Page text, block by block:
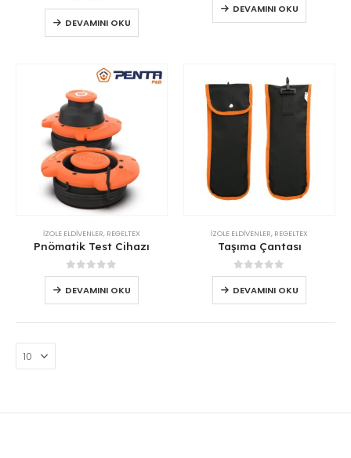
0out of 5
DEVAMINI OKU
DEVAMINI OKU
İZOLE ELDİVENLER, REGELTEX
Pnömatik Test Cihazı
0out of 5
DEVAMINI OKU
İZOLE ELDİVENLER, REGELTEX
Taşıma Çantası
0out of 5
DEVAMINI OKU